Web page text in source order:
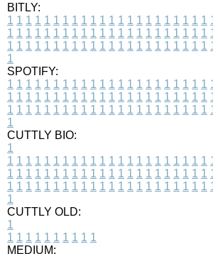
BITLY:
1 1 1 1 1 1 1 1 1 1 1 1 1 1 1 1 1 1 1 1 1 1
1 1 1 1 1 1 1 1 1 1 1 1 1 1 1 1 1 1 1 1 1 1
1 1 1 1 1 1 1 1 1 1 1 1 1 1 1 1 1 1 1 1 1 1
1
SPOTIFY:
1 1 1 1 1 1 1 1 1 1 1 1 1 1 1 1 1 1 1 1 1 1
1 1 1 1 1 1 1 1 1 1 1 1 1 1 1 1 1 1 1 1 1 1
1 1 1 1 1 1 1 1 1 1 1 1 1 1 1 1 1 1 1 1 1 1
1
CUTTLY BIO:
1
1 1 1 1 1 1 1 1 1 1 1 1 1 1 1 1 1 1 1 1 1 1
1 1 1 1 1 1 1 1 1 1 1 1 1 1 1 1 1 1 1 1 1 1
1 1 1 1 1 1 1 1 1 1 1 1 1 1 1 1 1 1 1 1 1 1
1
CUTTLY OLD:
1
1 1 1 1 1 1 1 1 1 1
MEDIUM: